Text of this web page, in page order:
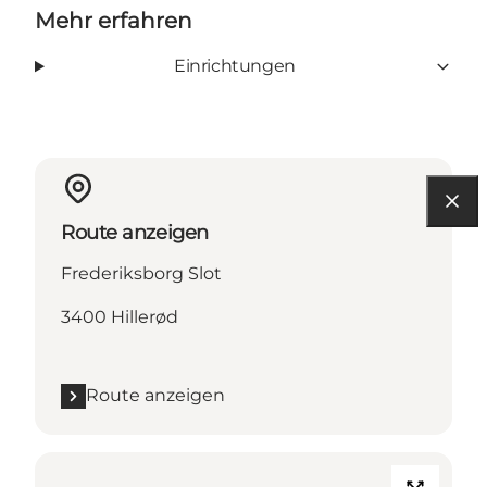
Mehr erfahren
Einrichtungen
Route anzeigen
Frederiksborg Slot
3400 Hillerød
Route anzeigen